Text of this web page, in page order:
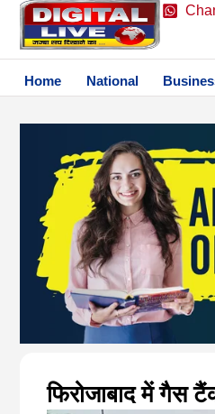
Home National
फिरोजाबाद में गैस